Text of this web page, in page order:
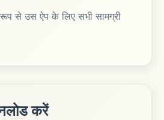
से उस ऐप के लिए सभी सामग्री
करें